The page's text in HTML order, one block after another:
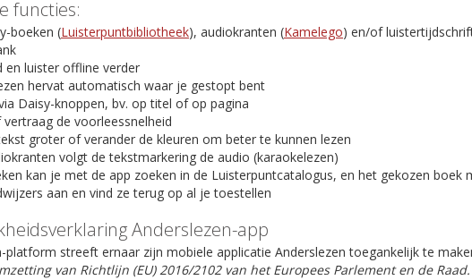
functies:
boeken (Luisterpuntbibliotheek), audiokranten (Kamelego) en/of
en luister offline verder
hervat automatisch waar je gestopt bent
Daisy-knoppen, bv. op titel of op pagina
vertraag de voorleessnelheid
groter of verander de kleuren om beter te kunnen lezen
volgt de tekstmarkering de audio (karaokelezen)
kan je met de app zoeken in de Luisterpuntcatalogus, en het gekozen boek
aan en vind ze terug op al je toestellen
Anderslezen-app
platform streeft ernaar zijn mobiele applicatie Anderslezen toegankelijk te
van Richtlijn (EU) 2016/2102 van het Europees Parlement en de Raad.